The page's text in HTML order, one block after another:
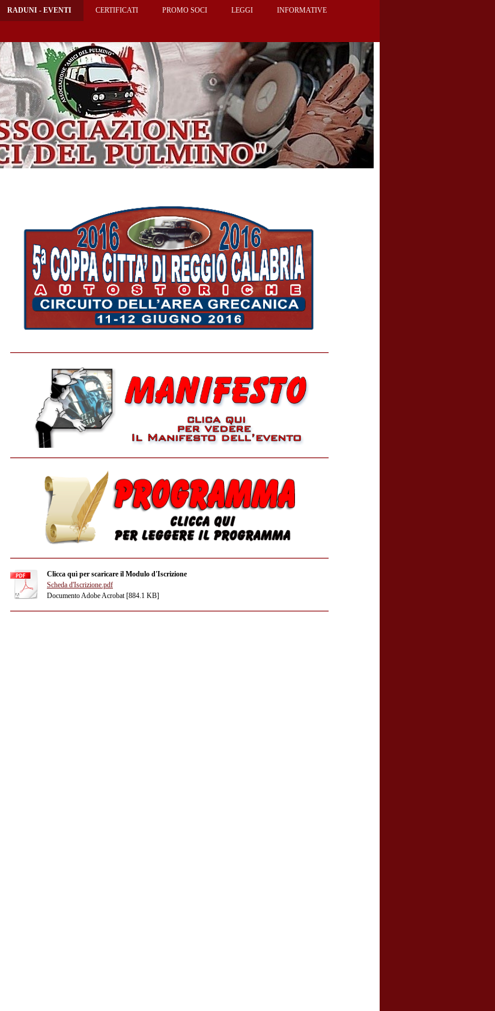
RADUNI - EVENTI CERTIFICATI PROMO SOCI LEGGI INFORMATIVE
Clicca quì per scaricare il Modulo d'Iscrizione
Scheda d'Iscrizione.pdf
Documento Adobe Acrobat [884.1 KB]